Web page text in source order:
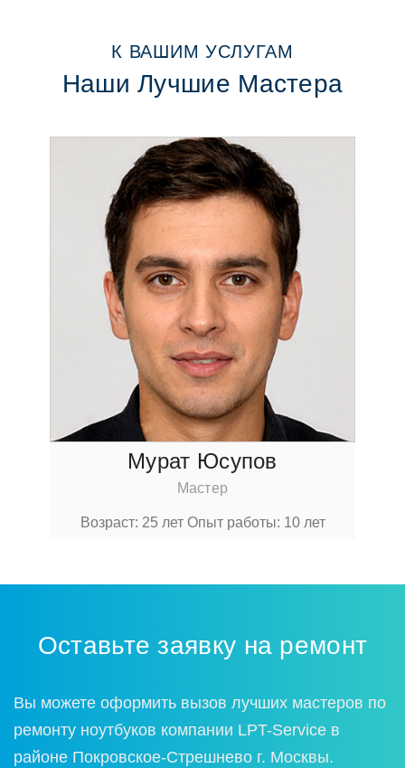
К ВАШИМ УСЛУГАМ
Наши Лучшие Мастера
Мурат Юсупов
Мастер
Возраст: 25 летОпыт работы: 10 лет
Оставьте заявку на ремонт
Вы можете оформить вызов лучших мастеров по
ремонту ноутбуков компании LPT-Service в
районе Покровское-Стрешнево г. Москвы.